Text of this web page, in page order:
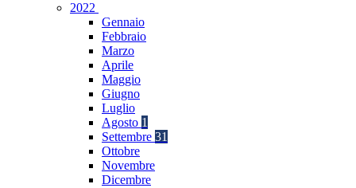
2022
Gennaio
Febbraio
Marzo
Aprile
Maggio
Giugno
Luglio
Agosto 1
Settembre 31
Ottobre
Novembre
Dicembre